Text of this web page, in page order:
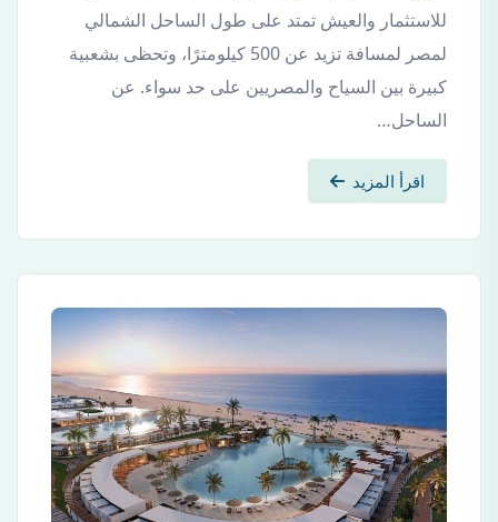
للاستثمار والعيش تمتد على طول الساحل الشمالي
لمصر لمسافة تزيد عن 500 كيلومترًا، وتحظى بشعبية
كبيرة بين السياح والمصريين على حد سواء. عن
الساحل…
اقرأ المزيد